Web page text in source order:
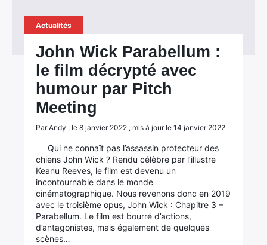
Actualités
John Wick Parabellum :
le film décrypté avec
humour par Pitch
Meeting
Par Andy , le 8 janvier 2022 , mis à jour le 14 janvier 2022
Qui ne connaît pas l’assassin protecteur des
chiens John Wick ? Rendu célèbre par l’illustre
Keanu Reeves, le film est devenu un
incontournable dans le monde
cinématographique. Nous revenons donc en 2019
avec le troisième opus, John Wick : Chapitre 3 –
Parabellum. Le film est bourré d’actions,
d’antagonistes, mais également de quelques
scènes…